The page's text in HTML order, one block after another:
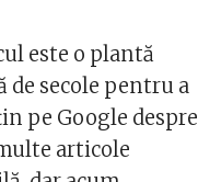
este o plantă
secole pentru a
pe Google despre
articole